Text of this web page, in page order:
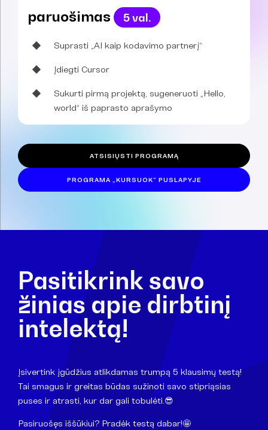
paruošimas
5 val.
Suprasti „AI kaip kodavimo partnerį“
Įdiegti Cursor
Sukurti pirmą projektą, sugeneruoti „Hello,
world“ iš paprasto aprašymo
ATSISIŲSTI PROGRAMĄ
PROGRAMA „KURSUOK“ PUSLAPYJE
Pasitikrink savo
žinias apie dirbtinį
intelektą!
Įsivertink įgūdžius atlikdamas trumpą 5 klausimų testą!
Tai smagus ir greitas būdas sužinoti savo stipriąsias
puses ir atrasti, kur dar gali tobulėti.😎
Pasiruošęs iššūkiui? Pradėk testą dabar!🤩